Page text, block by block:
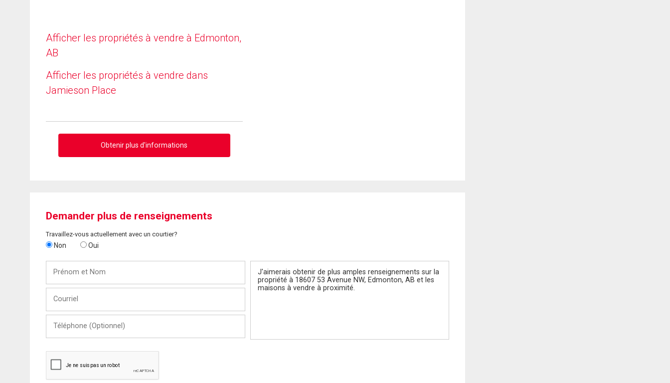
Afficher les propriétés à vendre à Edmonton,
AB
Afficher les propriétés à vendre dans
Jamieson Place
Obtenir plus d'informations
Demander plus de renseignements
Travaillez-vous actuellement avec un courtier?
Non Oui
Nom
(Optionnel)